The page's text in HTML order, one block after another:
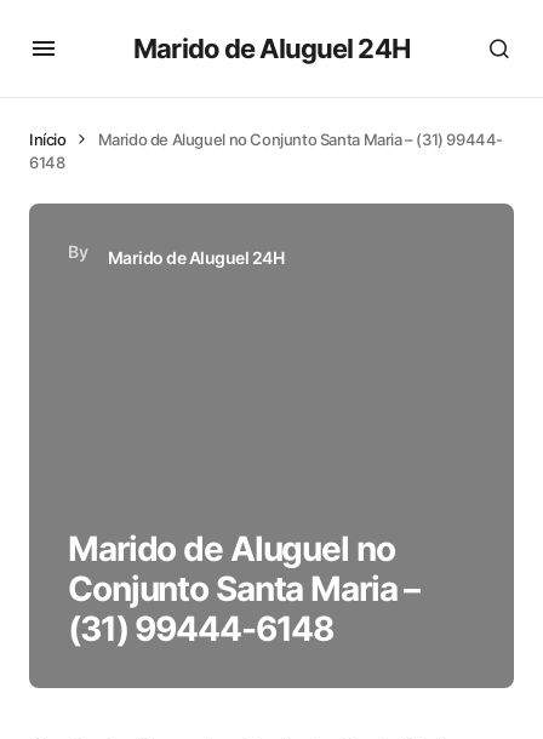
Marido de Aluguel 24H
Início
Marido de Aluguel no Conjunto Santa Maria – (31) 99444-
6148
By Marido de Aluguel 24H
Marido de Aluguel no
Conjunto Santa Maria –
(31) 99444-6148